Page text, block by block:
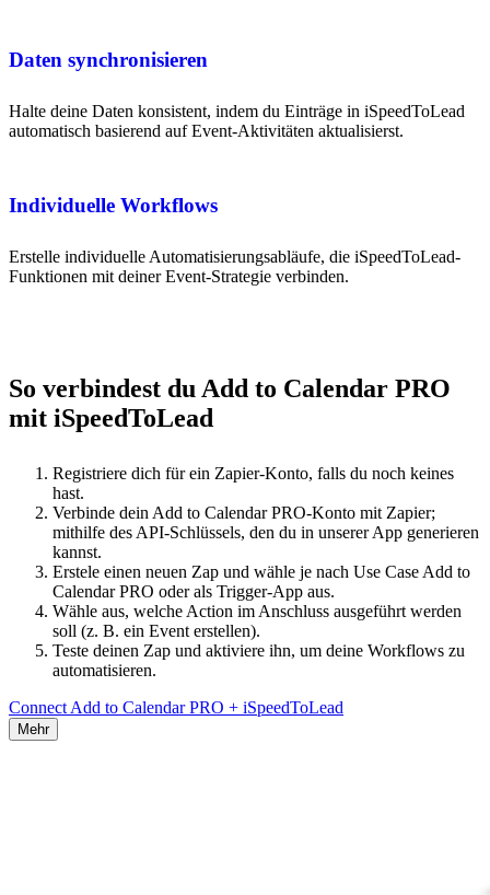
Daten synchronisieren
Halte deine Daten konsistent, indem du Einträge in iSpeedToLead
automatisch basierend auf Event-Aktivitäten aktualisierst.
Individuelle Workflows
Erstelle individuelle Automatisierungsabläufe, die iSpeedToLead-
Funktionen mit deiner Event-Strategie verbinden.
So verbindest du Add to Calendar PRO
mit iSpeedToLead
Registriere dich für ein Zapier-Konto, falls du noch keines
hast.
Verbinde dein Add to Calendar PRO-Konto mit Zapier;
mithilfe des API-Schlüssels, den du in unserer App generieren
kannst.
Erstele einen neuen Zap und wähle je nach Use Case Add to
Calendar PRO oder als Trigger-App aus.
Wähle aus, welche Action im Anschluss ausgeführt werden
soll (z. B. ein Event erstellen).
Teste deinen Zap und aktiviere ihn, um deine Workflows zu
automatisieren.
Connect Add to Calendar PRO + iSpeedToLead
Mehr